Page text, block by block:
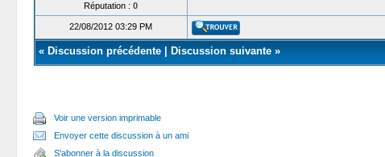
Réputation : 0
22/08/2012 03:29 PM
« Discussion précédente| Discussion suivante»
Voir une version imprimable
Envoyer cette discussion à un ami
S'abonner à la discussion